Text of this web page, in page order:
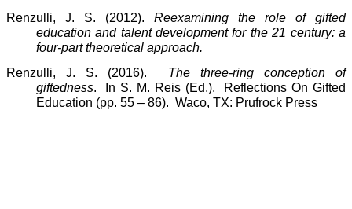
Renzulli, J. S. (2012). Reexamining the role of gifted
education and talent development for the 21 century: a
four-part theoretical approach.
Renzulli, J. S. (2016). The three-ring conception of
giftedness. In S. M. Reis (Ed.). Reflections On Gifted
Education (pp. 55 – 86). Waco, TX: Prufrock Press